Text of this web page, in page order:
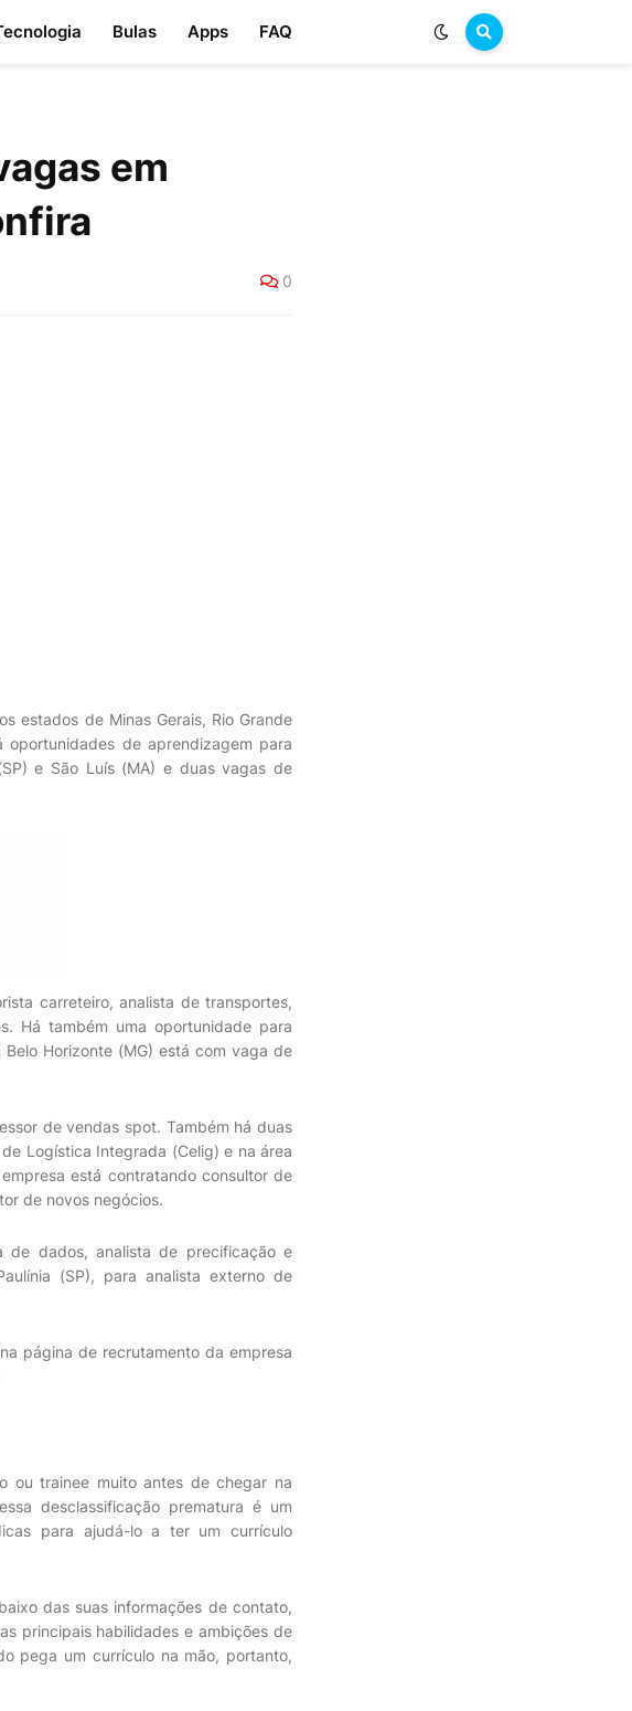
Bulas Apps FAQ
em
0
estados de Minas Gerais, Rio Grande
oportunidades de aprendizagem para
e São Luís (MA) e duas vagas de
carreteiro, analista de transportes,
Há também uma oportunidade para
Horizonte (MG) está com vaga de
de vendas spot. Também há duas
Logística Integrada (Celig) e na área
está contratando consultor de
de novos negócios.
de dados, analista de precificação e
(SP), para analista externo de
página de recrutamento da empresa
ou trainee muito antes de chegar na
desclassificação prematura é um
para ajudá-lo a ter um currículo
das suas informações de contato,
principais habilidades e ambições de
pega um currículo na mão, portanto,